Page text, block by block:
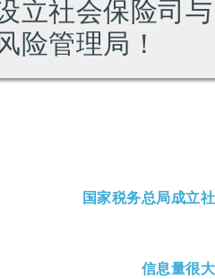
立社会保险司与
险管理局！
国家税务总局成立
信息量很大